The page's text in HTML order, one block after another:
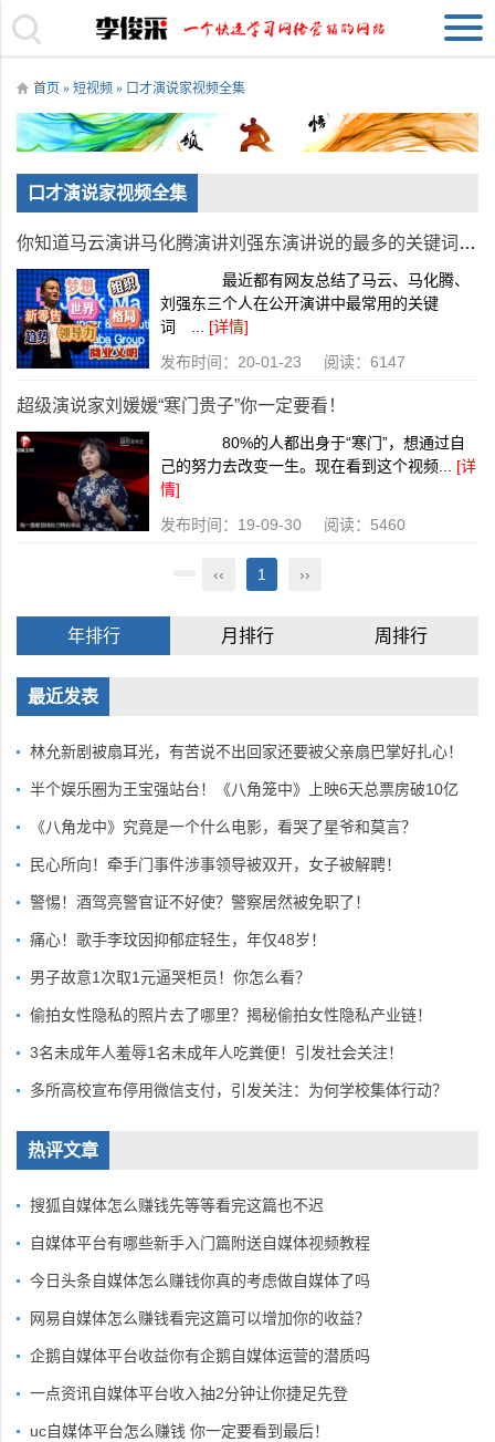
首页 » 短视频 » 口才演说家视频全集
口才演说家视频全集
你知道马云演讲马化腾演讲刘强东演讲说的最多的关键词是什么吗？
最近都有网友总结了马云、马化腾、
刘强东三个人在公开演讲中最常用的关键
词 ... [详情]
发布时间：20-01-23 阅读：6147
超级演说家刘媛媛“寒门贵子”你一定要看！
80%的人都出身于“寒门”，想通过自
己的努力去改变一生。现在看到这个视频... [详
情]
发布时间：19-09-30 阅读：5460
‹‹ 1 ››
年排行 月排行 周排行
最近发表
林允新剧被扇耳光，有苦说不出回家还要被父亲扇巴掌好扎心！
半个娱乐圈为王宝强站台！《八角笼中》上映6天总票房破10亿
《八角龙中》究竟是一个什么电影，看哭了星爷和莫言？
民心所向！牵手门事件涉事领导被双开，女子被解聘！
警惕！酒驾亮警官证不好使？警察居然被免职了！
痛心！歌手李玟因抑郁症轻生，年仅48岁！
男子故意1次取1元逼哭柜员！你怎么看？
偷拍女性隐私的照片去了哪里？揭秘偷拍女性隐私产业链！
3名未成年人羞辱1名未成年人吃粪便！引发社会关注！
多所高校宣布停用微信支付，引发关注：为何学校集体行动？
热评文章
搜狐自媒体怎么赚钱先等等看完这篇也不迟
自媒体平台有哪些新手入门篇附送自媒体视频教程
今日头条自媒体怎么赚钱你真的考虑做自媒体了吗
网易自媒体怎么赚钱看完这篇可以增加你的收益？
企鹅自媒体平台收益你有企鹅自媒体运营的潜质吗
一点资讯自媒体平台收入抽2分钟让你捷足先登
uc自媒体平台怎么赚钱 你一定要看到最后！